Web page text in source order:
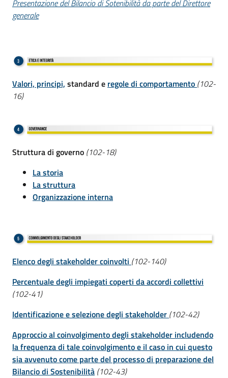
Presentazione del Bilancio di Sotenibilità da parte del Direttore
generale
Valori, principi, standard e regole di comportamento (102-
16)
Struttura di governo (102-18)
La storia
La struttura
Organizzazione interna
Elenco degli stakeholder coinvolti (102-140)
Percentuale degli impiegati coperti da accordi collettivi
(102-41)
Identificazione e selezione degli stakeholder (102-42)
Approccio al coinvolgimento degli stakeholder includendo
la frequenza di tale coinvolgimento e il caso in cui questo
sia avvenuto come parte del processo di preparazione del
Bilancio di Sostenibilità (102-43)